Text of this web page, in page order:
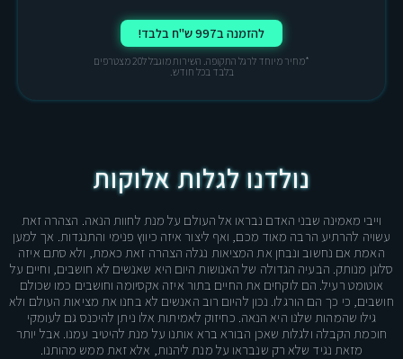
להזמנה ב997 ש"ח בלבד!
*מחיר מיוחד לרגל התקופה. השירות מוגבל ל20 מצטרפים
בלבד בכל חודש.
נולדנו לגלות אלוקות
וייבי מאמינה שבני האדם נבראו אל העולם על מנת לחוות הנאה. הצהרה זאת
עשויה להרתיע הרבה מאוד מכם, ואף ליצור איזה כיווץ פנימי והתנגדות. אך למען
האמת אם נחשוב ונבחן את המציאות נגלה הצהרה זאת כאמת, ולא סתם איזה
סלוגן מנותק. הבעיה הגדולה של האנושות היום היא שאנשים לא חושבים, וחיים על
אוטומט רעיל. הם לוקחים את החיים בתור איזה אקסיומה וחושבים כמו שכולם
חושבים, כי כך הם הורגלו. נכון להיום רוב האנשים לא בחנו את מציאות העולם ולא
גילו שהמהות שלנו היא הנאה. כחיזוק לאמיתות אלו ניתן להיכנס גם לעומקי
חוכמת הקבלה ולגלות שאכן הבורא ברא אותנו על מנת להיטיב עמנו. אבל יותר
מזאת נגיד שלא רק שנבראו על מנת ליהנות, אלא זאת ממש מהותנו.